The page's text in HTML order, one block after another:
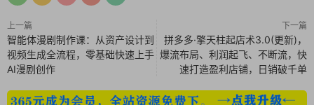
18.剪辑基础-5调色和滤镜的使用.mov
19.剪辑基础-6画中国.mov
20.剪辑基础-7蒙版.mov
21.剪辑基础-8关键帧的基础使用.mov
22.剪辑基础-9抠像.mov
23.剪辑基础-10卡点.mov
上一篇
智能体漫剧制作课：从资产设计到
视频生成全流程，零基础快速上手
AI漫剧创作
下一篇
拼多多·擎天柱起店术3.0(更新)，
爆流布局、利润起飞、不断流，快
速打造盈利店铺，日销破千单